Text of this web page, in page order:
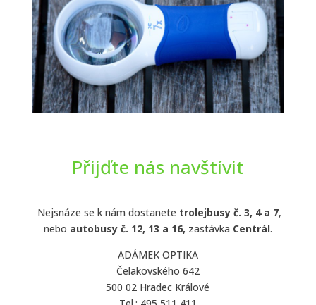
Přijďte nás navštívit
Nejsnáze se k nám dostanete trolejbusy č. 3, 4 a 7,
nebo autobusy č. 12, 13 a 16, zastávka Centrál.
ADÁMEK OPTIKA
Čelakovského 642
500 02 Hradec Králové